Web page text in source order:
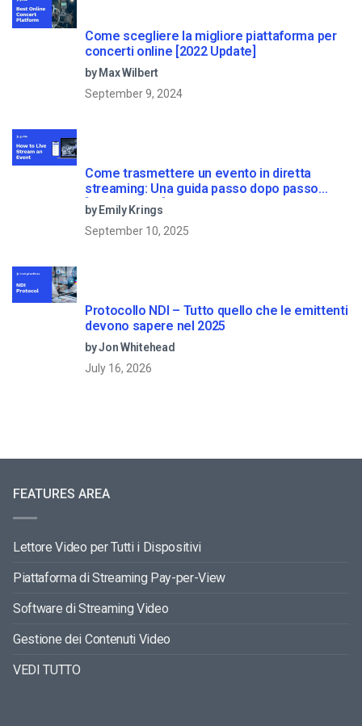
Come scegliere la migliore piattaforma per
concerti online [2022 Update]
by Max Wilbert
September 9, 2024
Come trasmettere un evento in diretta
streaming: Una guida passo dopo passo
[2023 Update]
by Emily Krings
September 10, 2025
Protocollo NDI – Tutto quello che le emittenti
devono sapere nel 2025
by Jon Whitehead
July 16, 2026
FEATURES AREA
Lettore Video per Tutti i Dispositivi
Piattaforma di Streaming Pay-per-View
Software di Streaming Video
Gestione dei Contenuti Video
VEDI TUTTO